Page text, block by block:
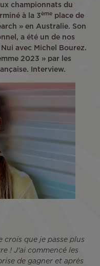
championnats du
à la 3ème place de
» en Australie. Son
a été un de nos
avec Michel Bourez.
2023 » par les
Interview.
crois que je passe plus
! J'ai commencé les
de gagner et après